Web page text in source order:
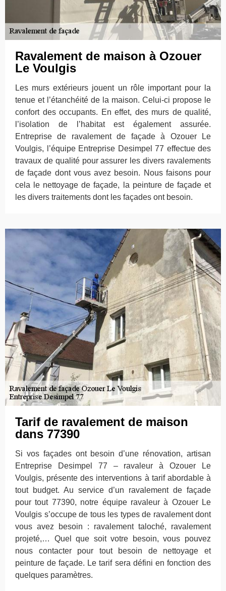
Ravalement de maison à Ozouer
Le Voulgis
Les murs extérieurs jouent un rôle important pour la
tenue et l’étanchéité de la maison. Celui-ci propose le
confort des occupants. En effet, des murs de qualité,
l’isolation de l’habitat est également assurée.
Entreprise de ravalement de façade à Ozouer Le
Voulgis, l’équipe Entreprise Desimpel 77 effectue des
travaux de qualité pour assurer les divers ravalements
de façade dont vous avez besoin. Nous faisons pour
cela le nettoyage de façade, la peinture de façade et
les divers traitements dont les façades ont besoin.
Tarif de ravalement de maison
dans 77390
Si vos façades ont besoin d’une rénovation, artisan
Entreprise Desimpel 77 – ravaleur à Ozouer Le
Voulgis, présente des interventions à tarif abordable à
tout budget. Au service d’un ravalement de façade
pour tout 77390, notre équipe ravaleur à Ozouer Le
Voulgis s’occupe de tous les types de ravalement dont
vous avez besoin : ravalement taloché, ravalement
projeté,… Quel que soit votre besoin, vous pouvez
nous contacter pour tout besoin de nettoyage et
peinture de façade. Le tarif sera défini en fonction des
quelques paramètres.